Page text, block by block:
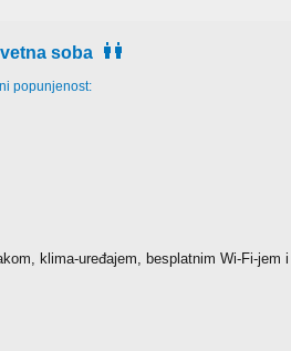
soba
popunjenost:
klima-uređajem, besplatnim Wi-Fi-jem i